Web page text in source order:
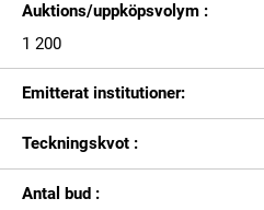
Auktions/uppköpsvolym :
1 200
Emitterat institutioner:
Teckningskvot :
Antal bud :